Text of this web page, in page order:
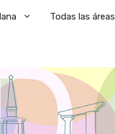
Todas las áreas